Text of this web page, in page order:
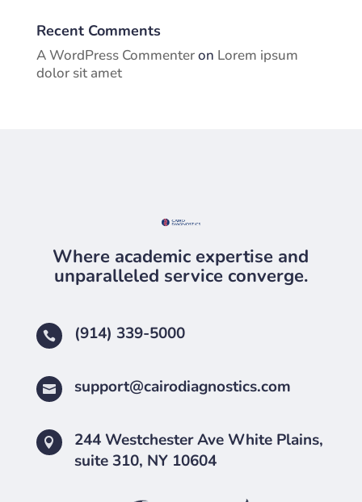
Recent Comments
A WordPress Commenteron Lorem ipsum
dolor sit amet
Where academic expertise and
unparalleled service converge.
 (914) 339-5000
 support@cairodiagnostics.com

244 Westchester Ave White Plains,
suite 310, NY 10604